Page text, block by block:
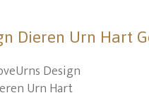
Dieren Urn Hart